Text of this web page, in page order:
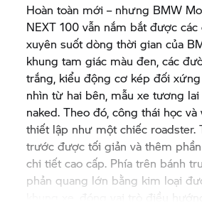
Hoàn toàn mới – nhưng BMW
NEXT 100 vẫn nắm bắt được
xuyên suốt dòng thời gian của
khung tam giác màu đen, các
trắng, kiểu động cơ kép đối
nhìn từ hai bên, mẫu xe tương
naked. Theo đó, công thái học
thiết lập như một chiếc roadster.
trước được tối giản và thêm
chi tiết cao cấp. Phía trên bánh
phản quang lớn bằng kim loại
khung xe, đóng vai trò điều